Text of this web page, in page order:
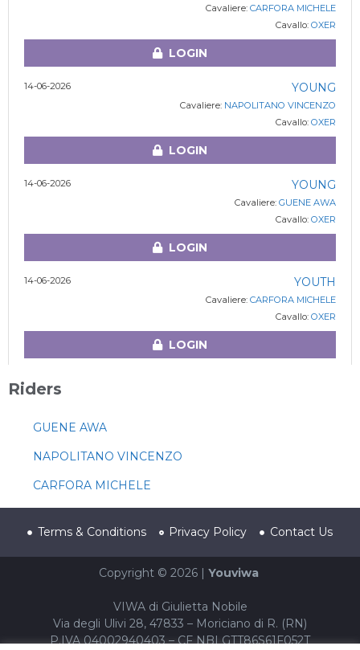
Cavaliere: CARFORA MICHELE
Cavallo: OXER
LOGIN
14-06-2026 YOUNG
Cavaliere: NAPOLITANO VINCENZO
Cavallo: OXER
LOGIN
14-06-2026 YOUNG
Cavaliere: GUENE AWA
Cavallo: OXER
LOGIN
14-06-2026 YOUTH
Cavaliere: CARFORA MICHELE
Cavallo: OXER
LOGIN
Riders
GUENE AWA
NAPOLITANO VINCENZO
CARFORA MICHELE
Terms & Conditions Privacy Policy Contact Us
Copyright © 2026 | Youviwa
VIWA di Giulietta Nobile
Via degli Ulivi 28, 47833 – Moriciano di R. (RN)
P.IVA 04002940403 – CF NBLGTT86S61F052T